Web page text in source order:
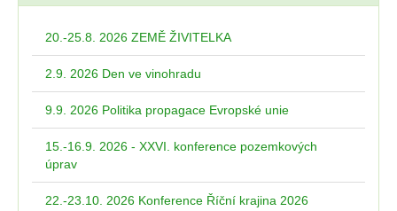
20.-25.8. 2026 ZEMĚ ŽIVITELKA
2.9. 2026 Den ve vinohradu
9.9. 2026 Politika propagace Evropské unie
15.-16.9. 2026 - XXVI. konference pozemkových
úprav
22.-23.10. 2026 Konference Říční krajina 2026